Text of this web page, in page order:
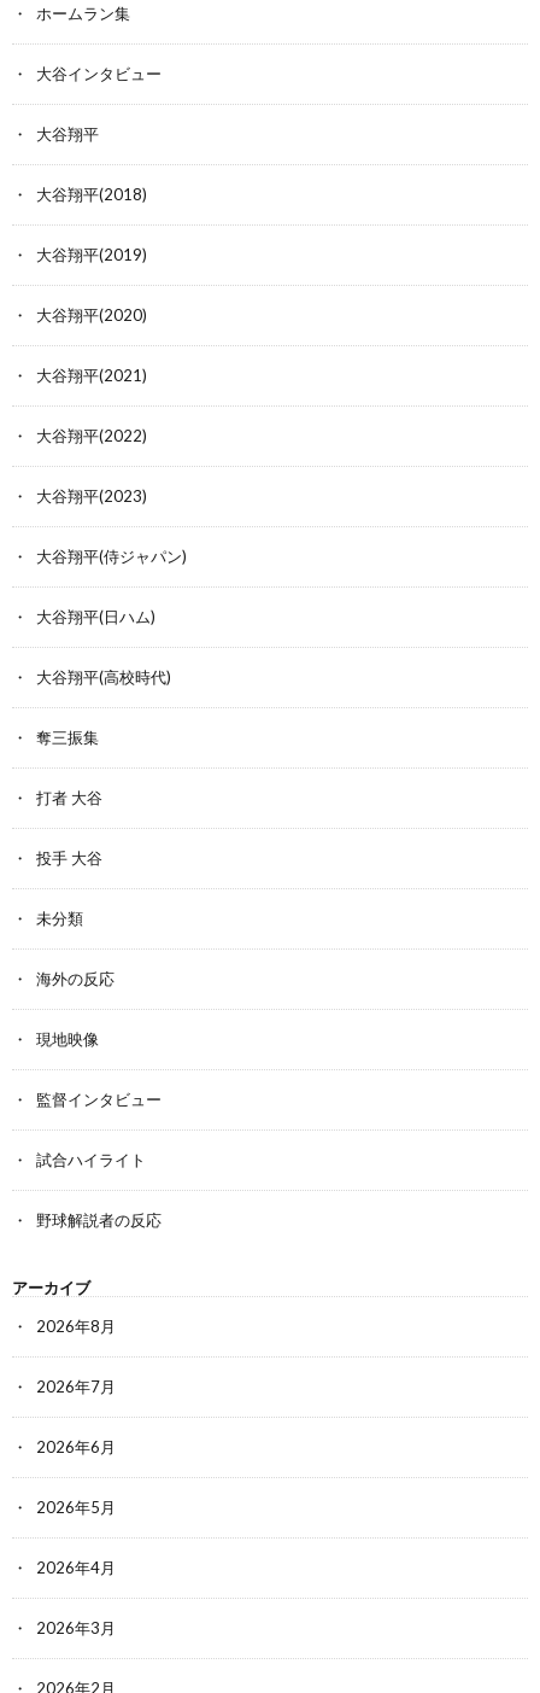
ホームラン集
大谷インタビュー
大谷翔平
大谷翔平(2018)
大谷翔平(2019)
大谷翔平(2020)
大谷翔平(2021)
大谷翔平(2022)
大谷翔平(2023)
大谷翔平(侍ジャパン)
大谷翔平(日ハム)
大谷翔平(高校時代)
奪三振集
打者 大谷
投手 大谷
未分類
海外の反応
現地映像
監督インタビュー
試合ハイライト
野球解説者の反応
アーカイブ
2026年8月
2026年7月
2026年6月
2026年5月
2026年4月
2026年3月
2026年2月